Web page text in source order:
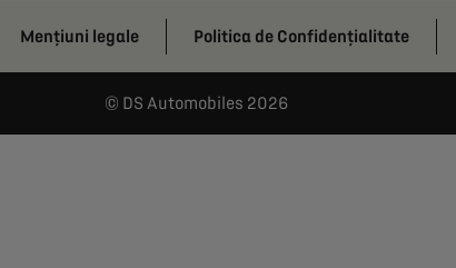
Mențiuni legale Politica de Confidențialitate
DS Automobiles 2026